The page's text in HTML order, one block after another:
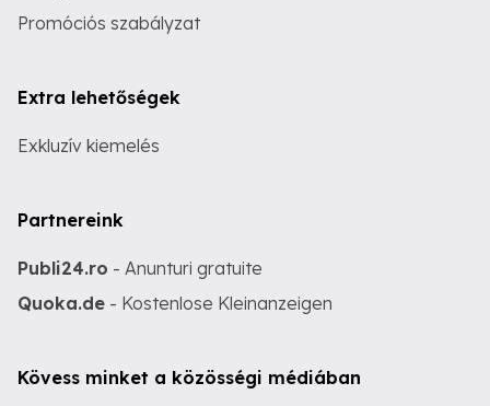
Promóciós szabályzat
Extra lehetőségek
Exkluzív kiemelés
Partnereink
Publi24.ro - Anunturi gratuite
Quoka.de - Kostenlose Kleinanzeigen
Kövess minket a közösségi médiában